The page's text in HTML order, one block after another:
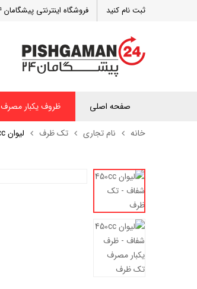
ثبت نام کنید فروشگاه اینترنتی پیشگامان 24 ، وارد شوید
صفحه اصلی ظروف یکبار مصرف
خانه نام تجاری تک ظرف لیوان 450cc شفاف – تک ظرف (بسته 300 عددی)